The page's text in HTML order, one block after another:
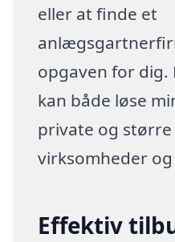
eller at finde et
opgaven for
kan både løse
private og
virksomheder
Effektiv